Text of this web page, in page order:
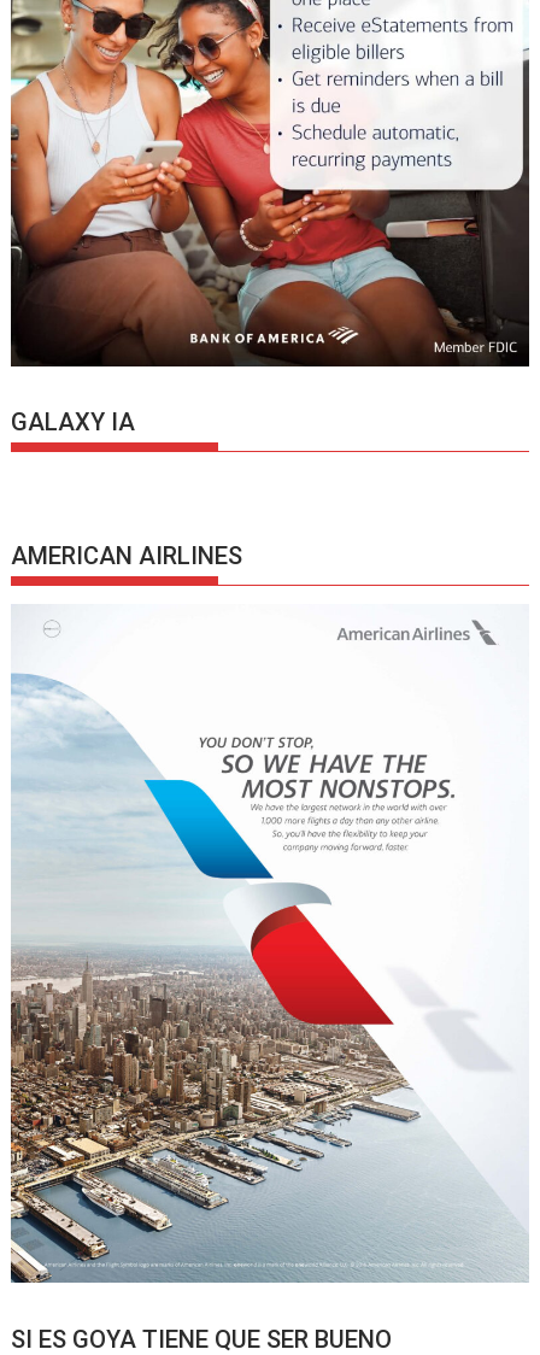
GALAXY IA
AMERICAN AIRLINES
SI ES GOYA TIENE QUE SER BUENO